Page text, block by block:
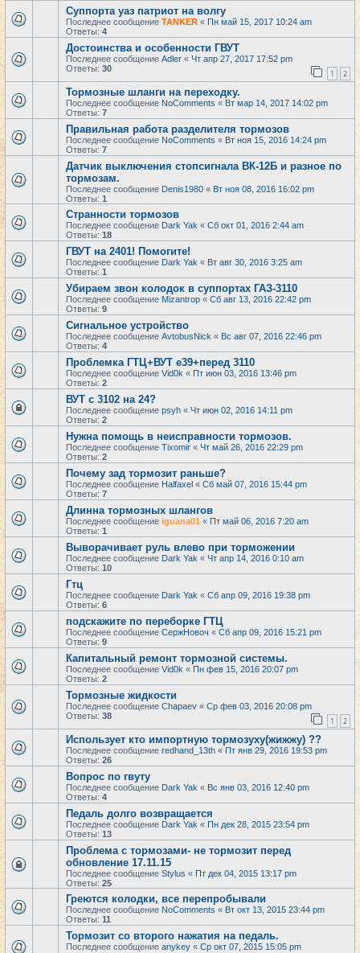
Суппорта уаз патриот на волгу
Последнее сообщение TANKER « Пн май 15, 2017 10:24 am
Ответы: 4
Достоинства и особенности ГВУТ
Последнее сообщение Adler « Чт апр 27, 2017 17:52 pm
Ответы: 30 1 2
Тормозные шланги на переходку.
Последнее сообщение NoComments « Вт мар 14, 2017 14:02 pm
Ответы: 7
Правильная работа разделителя тормозов
Последнее сообщение NoComments « Вт ноя 15, 2016 14:24 pm
Ответы: 7
Датчик выключения стопсигнала ВК-12Б и разное по
тормозам.
Последнее сообщение Denis1980 « Вт ноя 08, 2016 16:02 pm
Ответы: 1
Странности тормозов
Последнее сообщение Dark Yak « Сб окт 01, 2016 2:44 am
Ответы: 18
ГВУТ на 2401! Помогите!
Последнее сообщение Dark Yak « Вт авг 30, 2016 3:25 am
Ответы: 1
Убираем звон колодок в суппортах ГАЗ-3110
Последнее сообщение Mizantrop « Сб авг 13, 2016 22:42 pm
Ответы: 9
Сигнальное устройство
Последнее сообщение AvtobusNick « Вс авг 07, 2016 22:46 pm
Ответы: 4
Проблемка ГТЦ+ВУТ е39+перед 3110
Последнее сообщение Vid0k « Пт июн 03, 2016 13:46 pm
Ответы: 2
ВУТ с 3102 на 24?
Последнее сообщение psyh « Чт июн 02, 2016 14:11 pm
Ответы: 2
Нужна помощь в неисправности тормозов.
Последнее сообщение Tixomir « Чт май 26, 2016 22:29 pm
Ответы: 2
Почему зад тормозит раньше?
Последнее сообщение Halfaxel « Сб май 07, 2016 15:44 pm
Ответы: 7
Длинна тормозных шлангов
Последнее сообщение iguana01 « Пт май 06, 2016 7:20 am
Ответы: 1
Выворачивает руль влево при торможении
Последнее сообщение Dark Yak « Чт апр 14, 2016 0:10 am
Ответы: 10
Гтц
Последнее сообщение Dark Yak « Сб апр 09, 2016 19:38 pm
Ответы: 6
подскажите по переборке ГТЦ
Последнее сообщение СержНовоч « Сб апр 09, 2016 15:21 pm
Ответы: 9
Капитальный ремонт тормозной системы.
Последнее сообщение Vid0k « Пн фев 15, 2016 20:07 pm
Ответы: 2
Тормозные жидкости
Последнее сообщение Chapaev « Ср фев 03, 2016 20:08 pm
Ответы: 38 1 2
Использует кто импортную тормозуху(жижжу) ??
Последнее сообщение redhand_13th « Пт янв 29, 2016 19:53 pm
Ответы: 26
Вопрос по гвуту
Последнее сообщение Dark Yak « Вс янв 03, 2016 12:40 pm
Ответы: 4
Педаль долго возвращается
Последнее сообщение Dark Yak « Пн дек 28, 2015 23:54 pm
Ответы: 13
Проблема с тормозами- не тормозит перед
обновление 17.11.15
Последнее сообщение Stylus « Пт дек 04, 2015 13:17 pm
Ответы: 25
Греются колодки, все перепробывали
Последнее сообщение NoComments « Вт окт 13, 2015 23:44 pm
Ответы: 11
Тормозит со второго нажатия на педаль.
Последнее сообщение anykey « Ср окт 07, 2015 15:05 pm